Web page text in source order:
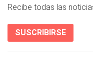
Recibe todas las
SUSCRIBIRSE